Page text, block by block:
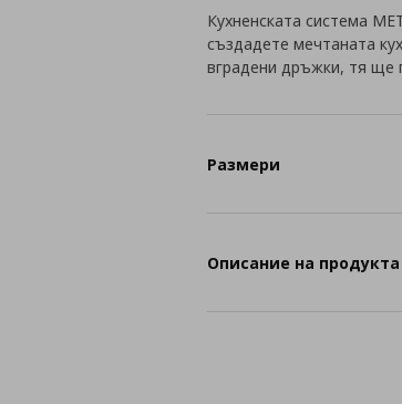
Кухненската система
създадете мечтаната
вградени дръжки, тя ще
Размери
Описание на продукта